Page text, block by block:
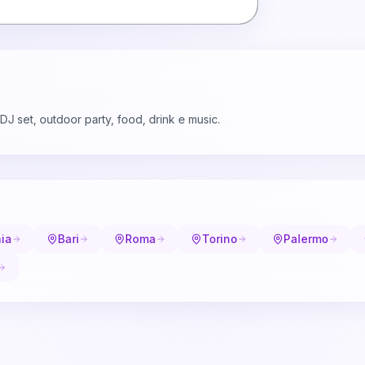
set, outdoor party, food, drink e music.
Bari Roma Torino Palermo